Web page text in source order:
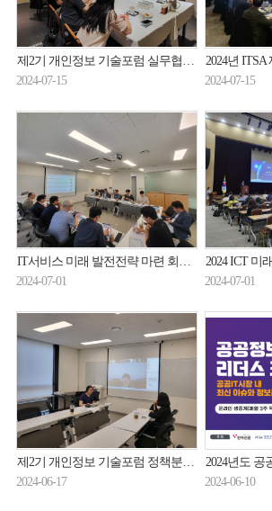
제2기 개인정보 기술포럼 실무협의회 개최(24.07.11.)
2024-07-15
2024년 ITSA 제
2024-07-15
IT서비스 미래 발전전략 마련 회의 개최(24.6.25.)
2024-07-01
2024 ICT 미래
2024-07-01
제2기 개인정보 기술포럼 정책분과 분과위원회 개최(24.6.10.)
2024-06-17
2024년도 공공정보화 리더스 포럼(
2024-06-10